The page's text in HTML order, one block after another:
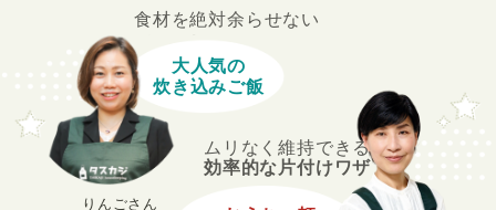
りんごさん
食材を絶対余らせない
大人気の
炊き込みご飯
ムリなく維持できる
効率的な片付けワザ